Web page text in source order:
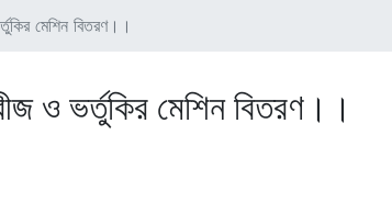
মেশিন বিতরণ।।
ও ভর্তুকির মেশিন বিতরণ।।